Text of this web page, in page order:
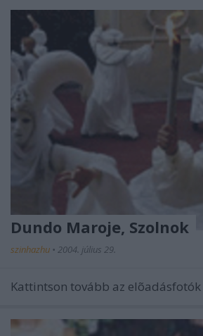
Dundo Maroje, Szolnok
szinhazhu • 2004. július 29.
Kattintson tovább az